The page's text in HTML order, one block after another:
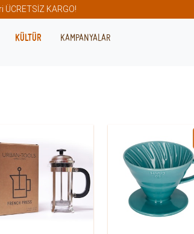
ÜCRETSİZ KARGO!
KÜLTÜR KAMPANYALAR